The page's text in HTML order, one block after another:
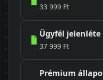
33 999 Ft
Ügyfél
37 999 Ft
Prémium